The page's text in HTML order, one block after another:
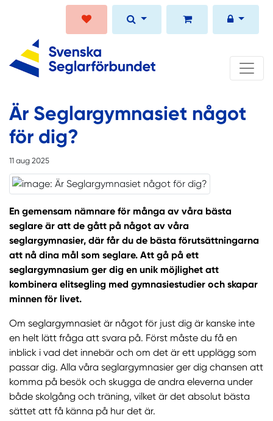
Är Seglargymnasiet något
för dig?
11 aug 2025
En gemensam nämnare för många av våra bästa
seglare är att de gått på något av våra
seglargymnasier, där får du de bästa förutsättningarna
att nå dina mål som seglare. Att gå på ett
seglargymnasium ger dig en unik möjlighet att
kombinera elitsegling med gymnasiestudier och skapar
minnen för livet.
Om seglargymnasiet är något för just dig är kanske inte
en helt lätt fråga att svara på. Först måste du få en
inblick i vad det innebär och om det är ett upplägg som
passar dig. Alla våra seglargymnasier ger dig chansen att
komma på besök och skugga de andra eleverna under
både skolgång och träning, vilket är det absolut bästa
sättet att få känna på hur det är.